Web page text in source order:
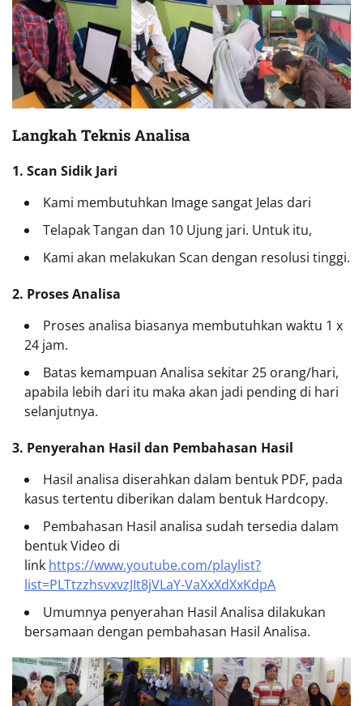
Langkah Teknis Analisa
1. Scan Sidik Jari
Kami membutuhkan Image sangat Jelas dari
Telapak Tangan dan 10 Ujung jari. Untuk itu,
Kami akan melakukan Scan dengan resolusi tinggi.
2. Proses Analisa
Proses analisa biasanya membutuhkan waktu 1 x
24 jam.
Batas kemampuan Analisa sekitar 25 orang/hari,
apabila lebih dari itu maka akan jadi pending di hari
selanjutnya.
3. Penyerahan Hasil dan Pembahasan Hasil
Hasil analisa diserahkan dalam bentuk PDF, pada
kasus tertentu diberikan dalam bentuk Hardcopy.
Pembahasan Hasil analisa sudah tersedia dalam
bentuk Video di
link https://www.youtube.com/playlist?
list=PLTtzzhsvxvzJIt8jVLaY-VaXxXdXxKdpA
Umumnya penyerahan Hasil Analisa dilakukan
bersamaan dengan pembahasan Hasil Analisa.